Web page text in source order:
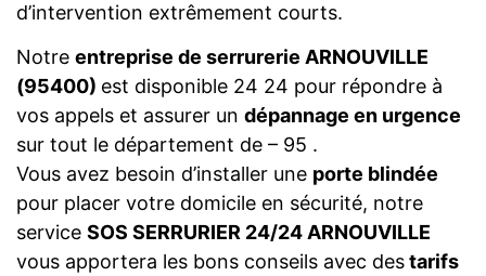
d’intervention extrêmement courts.
Notre entreprise de serrurerie ARNOUVILLE
(95400) est disponible 24 24 pour répondre à
vos appels et assurer un dépannage en urgence
sur tout le département de – 95 .
Vous avez besoin d’installer une porte blindée
pour placer votre domicile en sécurité, notre
service SOS SERRURIER 24/24 ARNOUVILLE
vous apportera les bons conseils avec destarifs